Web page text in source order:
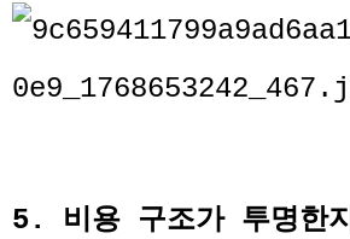
5. 비용 구조가 투명한지